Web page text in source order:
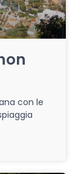
con le